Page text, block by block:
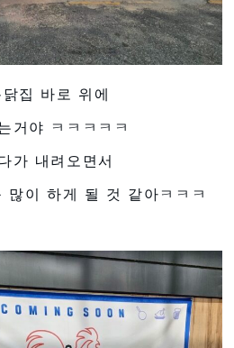
집 바로 위에
거야 ㅋㅋㅋㅋㅋ
가 내려오면서
많이 하게 될 것 같아ㅋㅋㅋ